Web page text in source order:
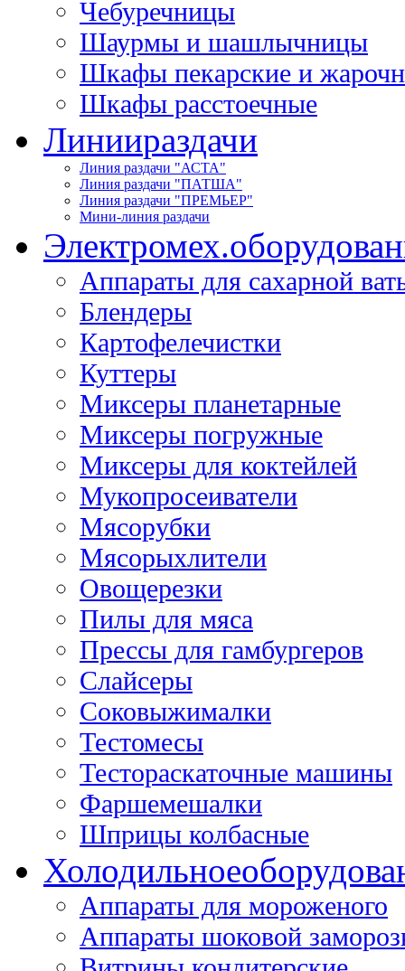
Чебуречницы
Шаурмы и шашлычницы
Шкафы пекарские и
Шкафы расстоечные
Линиираздачи
Линия раздачи "АСТА"
Линия раздачи "ПАТША"
Линия раздачи "ПРЕМЬЕР"
Мини-линия раздачи
Электромех.
Аппараты для сахарной
Блендеры
Картофелечистки
Куттеры
Миксеры планетарные
Миксеры погружные
Миксеры для коктейлей
Мукопросеиватели
Мясорубки
Мясорыхлители
Овощерезки
Пилы для мяса
Прессы для гамбургеров
Слайсеры
Соковыжималки
Тестомесы
Тестораскаточные машины
Фаршемешалки
Шприцы колбасные
Холодильное
Аппараты для мороженого
Аппараты шоковой